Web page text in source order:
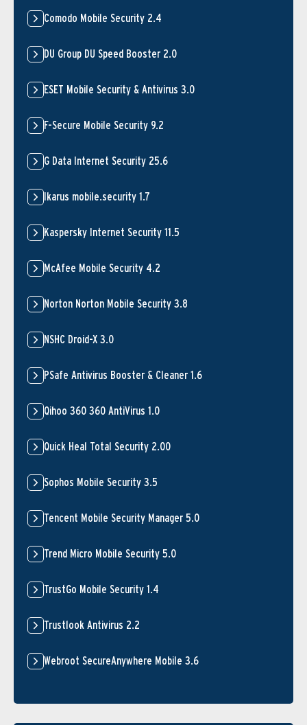
Comodo Mobile Security 2.4
DU Group DU Speed Booster 2.0
ESET Mobile Security & Antivirus 3.0
F-Secure Mobile Security 9.2
G Data Internet Security 25.6
Ikarus mobile.security 1.7
Kaspersky Internet Security 11.5
McAfee Mobile Security 4.2
Norton Norton Mobile Security 3.8
NSHC Droid-X 3.0
PSafe Antivirus Booster & Cleaner 1.6
Qihoo 360 360 AntiVirus 1.0
Quick Heal Total Security 2.00
Sophos Mobile Security 3.5
Tencent Mobile Security Manager 5.0
Trend Micro Mobile Security 5.0
TrustGo Mobile Security 1.4
Trustlook Antivirus 2.2
Webroot SecureAnywhere Mobile 3.6